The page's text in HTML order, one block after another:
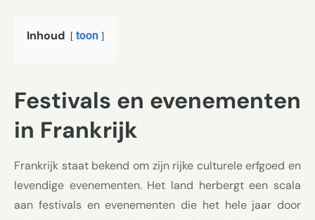
Inhoud toon
Festivals en evenementen
in Frankrijk
Frankrijk staat bekend om zijn rijke culturele erfgoed en
levendige evenementen. Het land herbergt een scala
aan festivals en evenementen die het hele jaar door